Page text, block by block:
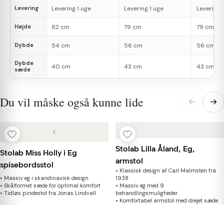
Levering Levering 1 uge Levering 1 uge Levering
Højde 82 cm 79 cm 79 cm
Dybde 54 cm 56 cm 56 cm
Dybde
sæde
40 cm 43 cm 43 cm
Du vil måske også kunne lide ← →
Stolab Miss Holly i Eg
spisebordsstol
• Massiv eg i skandinavisk design
• Skålformet sæde for optimal komfort
• Tidløs pindestol fra Jonas Lindvall
Stolab Lilla Åland, Eg,
armstol
• Klassisk design af Carl Malmsten fra
1938
• Massiv eg med 9
behandlingsmuligheder
• Komfortabel armstol med drejet sæde